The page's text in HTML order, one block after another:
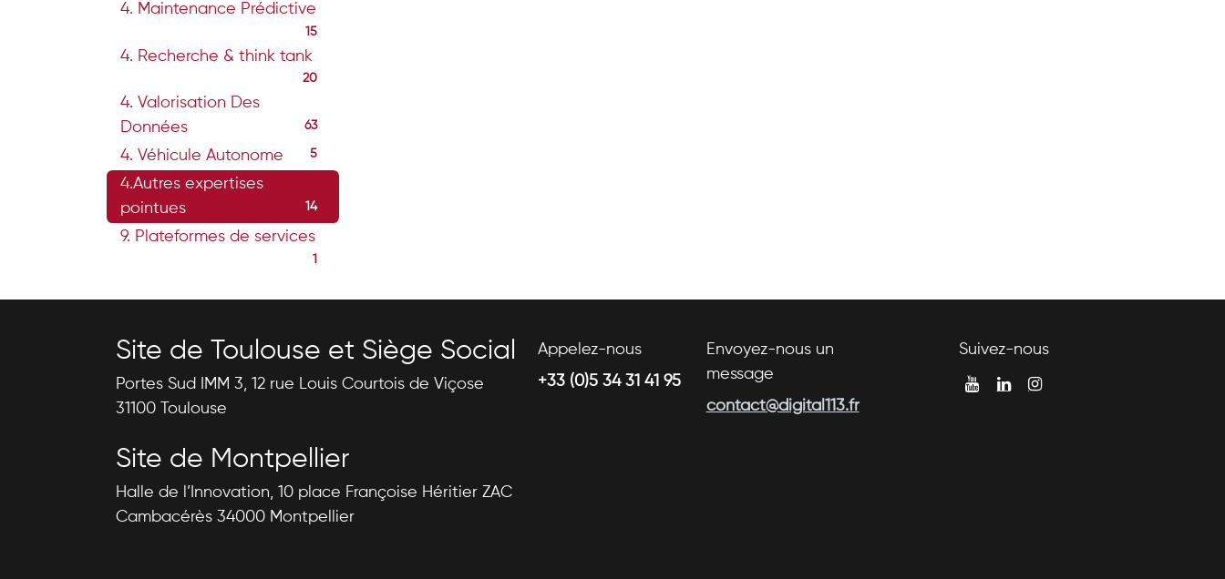
4. Maintenance Prédictive
15
4. Recherche & think tank
20
4. Valorisation Des
Données
63
4. Véhicule Autonome 5
4.Autres expertises
pointues
14
9. Plateformes de services
1
Site de Toulouse et Siège Social
Portes Sud IMM 3, 12 rue Louis Courtois de Viçose
31100 Toulouse
Site de Montpellier
Halle de l’Innovation, 10 place Françoise Héritier ZAC
Cambacérès 34000 Montpellier
Appelez-nous
+33 (0)5 34 31 41 95
Envoyez-nous un
message
contact@digital113.fr
Suivez-nous